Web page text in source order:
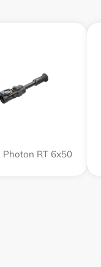
Photon RT 6х50